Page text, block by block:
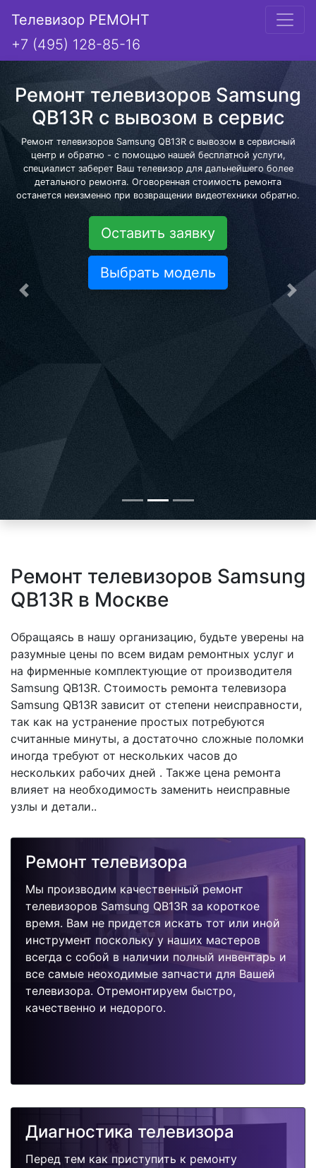
Телевизор РЕМОНТ
+7 (495) 128-85-16
Ремонт телевизоров Samsung
QB13R с вывозом в сервис
Ремонт телевизоров Samsung QB13R с вывозом в сервисный
центр и обратно - с помощью нашей бесплатной услуги,
специалист заберет Ваш телевизор для дальнейшего более
детального ремонта. Оговоренная стоимость ремонта
останется неизменно при возвращении видеотехники обратно.
Оставить заявку
Выбрать модель
Предыдущая
Ремонт телевизоров Samsung
QB13R в Москве
Обращаясь в нашу организацию, будьте уверены на
разумные цены по всем видам ремонтных услуг и
на фирменные комплектующие от производителя
Samsung QB13R. Стоимость ремонта телевизора
Samsung QB13R зависит от степени неисправности,
так как на устранение простых потребуются
считанные минуты, а достаточно сложные поломки
иногда требуют от нескольких часов до
нескольких рабочих дней . Также цена ремонта
влияет на необходимость заменить неисправные
узлы и детали..
Ремонт телевизора
Мы производим качественный ремонт
телевизоров Samsung QB13R за короткое
время. Вам не придется искать тот или иной
инструмент поскольку у наших мастеров
всегда с собой в наличии полный инвентарь и
все самые неоходимые запчасти для Вашей
телевизора. Отремонтируем быстро,
качественно и недорого.
Диагностика телевизора
Перед тем как приступить к ремонту